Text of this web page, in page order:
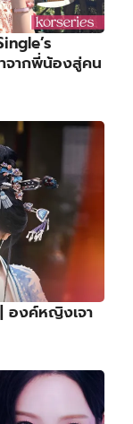
จากพี่น้องสู่คน
องค์หญิงเจา